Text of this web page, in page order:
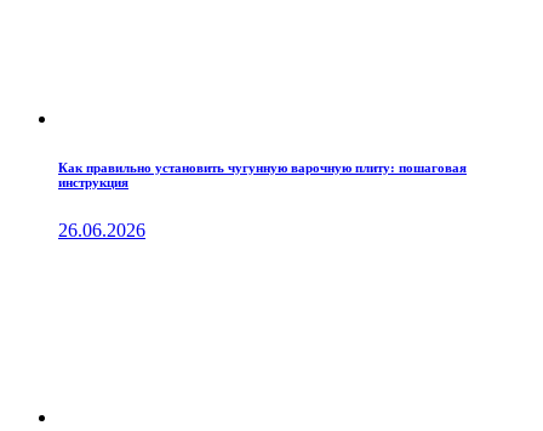
Как правильно установить чугунную варочную плиту: пошаговая
инструкция
26.06.2026